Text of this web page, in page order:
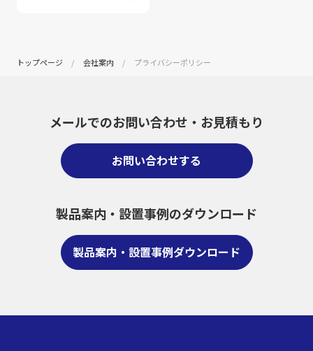
トップページ 会社案内 プライバシーポリシー
メールでのお問い合わせ・ お見積もり
お問い合わせする
製品案内・設置事例のダウンロード
製品案内・設置事例ダウンロード